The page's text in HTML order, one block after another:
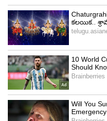
4
13
Image Credit :Asianet News
మిథున రాశి ఫలాలు